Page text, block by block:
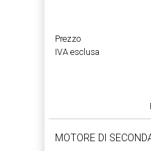
Prezzo
IVA esclusa
MOTORE DI